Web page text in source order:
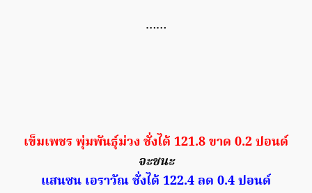
……
เข็มเพชร พุ่มพันธุ์ม่วง ชั่งได้ 121.8 ขาด 0.2 ปอนด์
จะชนะ
แสนซน เอราวัณ ชั่งได้ 122.4 ลด 0.4 ปอนด์